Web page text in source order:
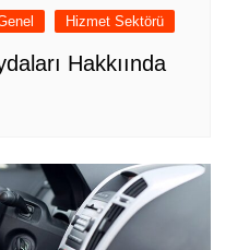
Hizmet Sektörü
Hakkıında